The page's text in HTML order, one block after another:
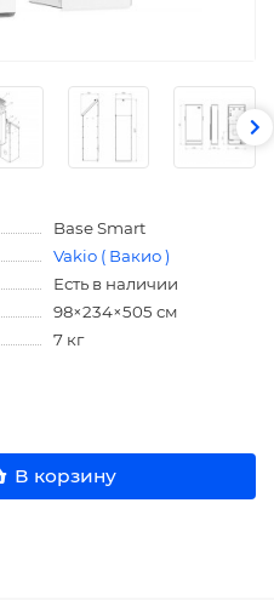
Base Smart
Vakio ( Вакио )
Есть в наличии
98×234×505 см
7 кг
В корзину